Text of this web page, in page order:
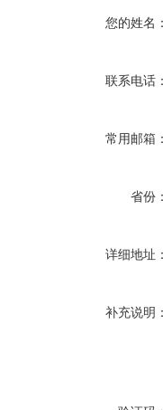
您的姓名
联系电话
常用邮箱
省份
详细地址
补充说明